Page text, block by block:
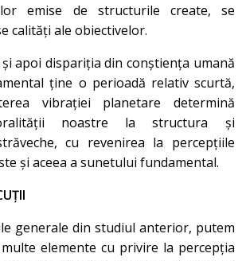
emise de structurile create, se
calități ale obiectivelor.
apoi dispariția din conștiența umană
ține o perioadă relativ scurtă,
vibrației planetare determină
noastre la structura și
cu revenirea la percepțiile
și aceea a sunetului fundamental.
generale din studiul anterior, putem
elemente cu privire la percepţia